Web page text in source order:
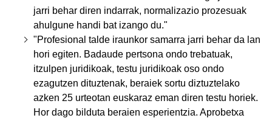
jarri behar diren indarrak, normalizazio prozesuak
ahulgune handi bat izango du."
"Profesional talde iraunkor samarra jarri behar da lan
hori egiten. Badaude pertsona ondo trebatuak,
itzulpen juridikoak, testu juridikoak oso ondo
ezagutzen dituztenak, beraiek sortu diztuztelako
azken 25 urteotan euskaraz eman diren testu horiek.
Hor dago bilduta beraien esperientzia. Aprobetxa